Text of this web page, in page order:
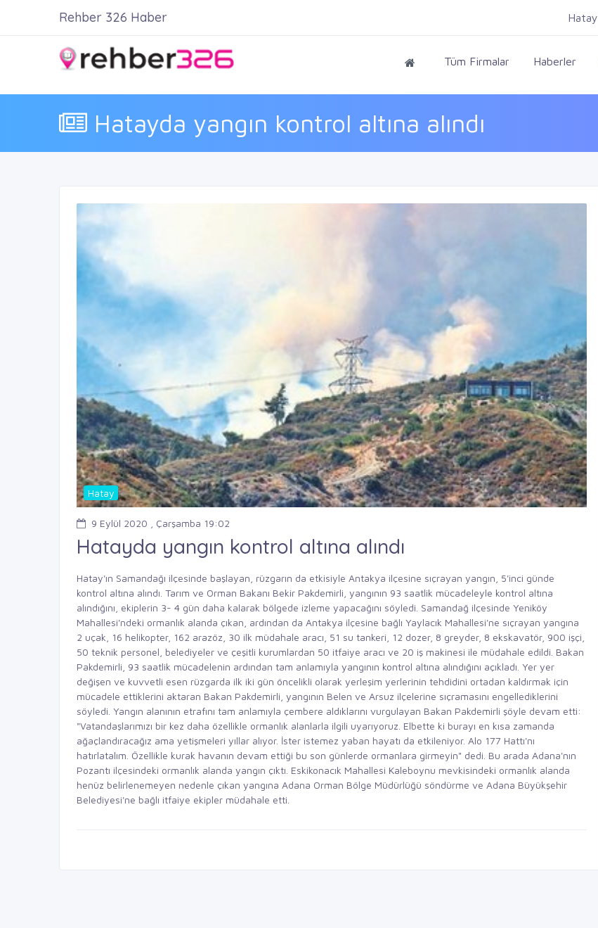
Tüm Firmalar Haberler
Hatayda yangın kontrol altına alındı
Rehber 326 Haber Hatay
Hatay
9 Eylül 2020 , Çarşamba 19:02
Hatayda yangın kontrol altına alındı
Hatay'ın Samandağı ilçesinde başlayan, rüzgarın da etkisiyle Antakya ilçesine sıçrayan yangın, 5'inci günde
kontrol altına alındı. Tarım ve Orman Bakanı Bekir Pakdemirli, yangının 93 saatlik mücadeleyle kontrol altına
alındığını, ekiplerin 3- 4 gün daha kalarak bölgede izleme yapacağını söyledi. Samandağ ilçesinde Yeniköy
Mahallesi'ndeki ormanlık alanda çıkan, ardından da Antakya ilçesine bağlı Yaylacık Mahallesi'ne sıçrayan yangına
2 uçak, 16 helikopter, 162 arazöz, 30 ilk müdahale aracı, 51 su tankeri, 12 dozer, 8 greyder, 8 ekskavatör, 900 işçi,
50 teknik personel, belediyeler ve çeşitli kurumlardan 50 itfaiye aracı ve 20 iş makinesi ile müdahale edildi. Bakan
Pakdemirli, 93 saatlik mücadelenin ardından tam anlamıyla yangının kontrol altına alındığını açıkladı. Yer yer
değişen ve kuvvetli esen rüzgarda ilk iki gün öncelikli olarak yerleşim yerlerinin tehdidini ortadan kaldırmak için
mücadele ettiklerini aktaran Bakan Pakdemirli, yangının Belen ve Arsuz ilçelerine sıçramasını engellediklerini
söyledi. Yangın alanının etrafını tam anlamıyla çembere aldıklarını vurgulayan Bakan Pakdemirli şöyle devam etti:
"Vatandaşlarımızı bir kez daha özellikle ormanlık alanlarla ilgili uyarıyoruz. Elbette ki burayı en kısa zamanda
ağaçlandıracağız ama yetişmeleri yıllar alıyor. İster istemez yaban hayatı da etkileniyor. Alo 177 Hattı'nı
hatırlatalım. Özellikle kurak havanın devam ettiği bu son günlerde ormanlara girmeyin" dedi. Bu arada Adana'nın
Pozantı ilçesindeki ormanlık alanda yangın çıktı. Eskikonacık Mahallesi Kaleboynu mevkisindeki ormanlık alanda
henüz belirlenemeyen nedenle çıkan yangına Adana Orman Bölge Müdürlüğü söndürme ve Adana Büyükşehir
Belediyesi'ne bağlı itfaiye ekipler müdahale etti.